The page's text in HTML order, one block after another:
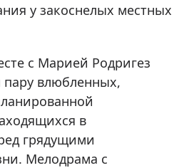
у закоснелых местных
с Марией Родригез
пару влюбленных,
в
грядущими
Мелодрама с